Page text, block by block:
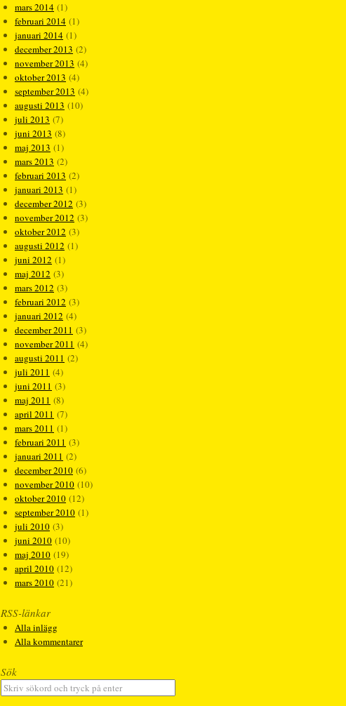
mars 2014 (1)
februari 2014 (1)
januari 2014 (1)
december 2013 (2)
november 2013 (4)
oktober 2013 (4)
september 2013 (4)
augusti 2013 (10)
juli 2013 (7)
juni 2013 (8)
maj 2013 (1)
mars 2013 (2)
februari 2013 (2)
januari 2013 (1)
december 2012 (3)
november 2012 (3)
oktober 2012 (3)
augusti 2012 (1)
juni 2012 (1)
maj 2012 (3)
mars 2012 (3)
februari 2012 (3)
januari 2012 (4)
december 2011 (3)
november 2011 (4)
augusti 2011 (2)
juli 2011 (4)
juni 2011 (3)
maj 2011 (8)
april 2011 (7)
mars 2011 (1)
februari 2011 (3)
januari 2011 (2)
december 2010 (6)
november 2010 (10)
oktober 2010 (12)
september 2010 (1)
juli 2010 (3)
juni 2010 (10)
maj 2010 (19)
april 2010 (12)
mars 2010 (21)
RSS-länkar
Alla inlägg
Alla kommentarer
Sök